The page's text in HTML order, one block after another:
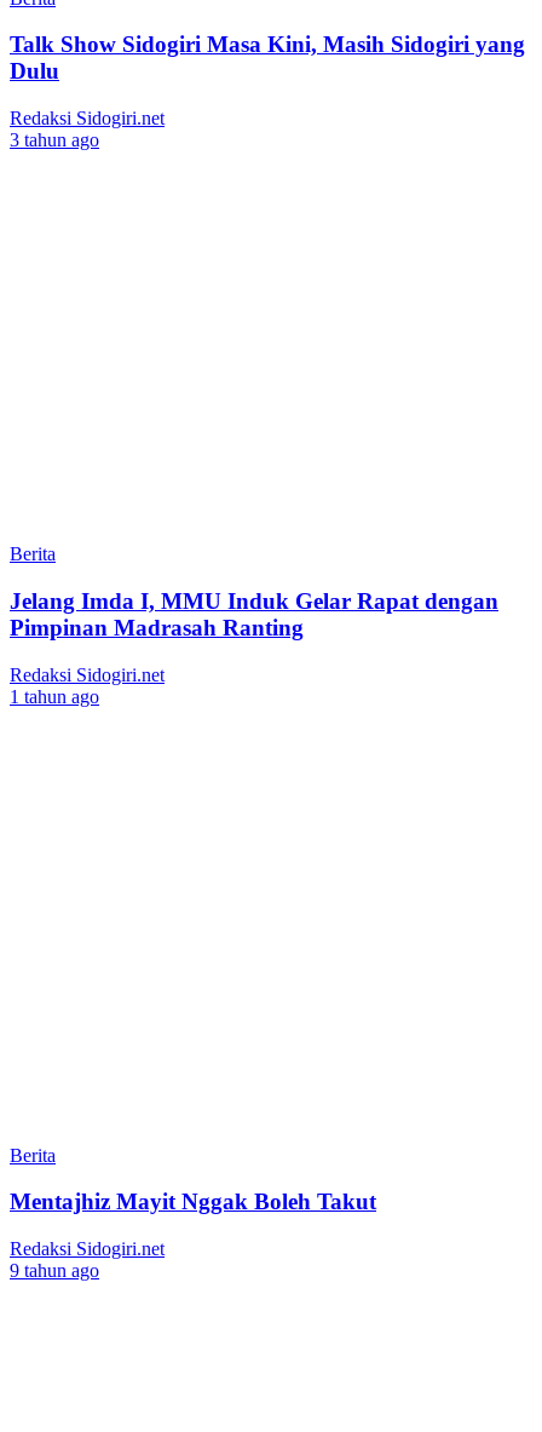
Talk Show Sidogiri Masa Kini, Masih Sidogiri yang
Dulu
Redaksi Sidogiri.net
3 tahun ago
Berita
Jelang Imda I, MMU Induk Gelar Rapat dengan
Pimpinan Madrasah Ranting
Redaksi Sidogiri.net
1 tahun ago
Berita
Mentajhiz Mayit Nggak Boleh Takut
Redaksi Sidogiri.net
9 tahun ago